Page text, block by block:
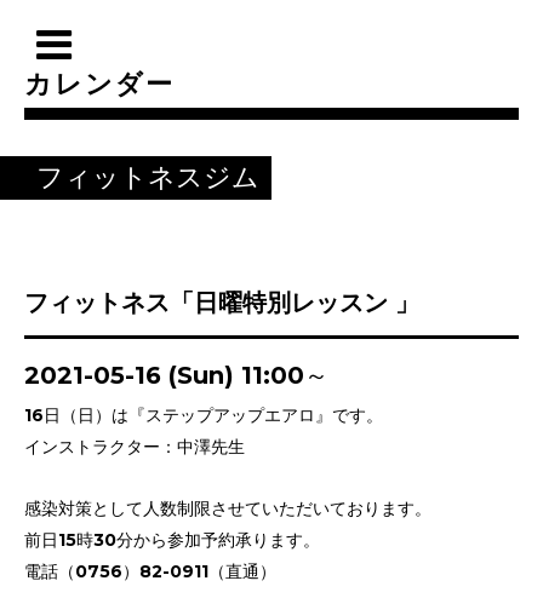
カレンダー
フィットネスジム
フィットネス「日曜特別レッスン 」
2021-05-16 (Sun) 11:00～
16日（日）は『ステップアップエアロ』です。
インストラクター：中澤先生
感染対策として人数制限させていただいております。
前日15時30分から参加予約承ります。
電話（0756）82-0911（直通）